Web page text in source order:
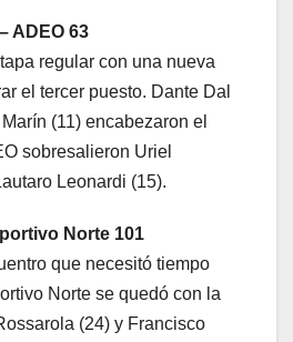
ADEO 63
regular con una nueva
el tercer puesto. Dante Dal
(11) encabezaron el
sobresalieron Uriel
Leonardi (15).
Norte 101
que necesitó tiempo
Norte se quedó con la
(24) y Francisco